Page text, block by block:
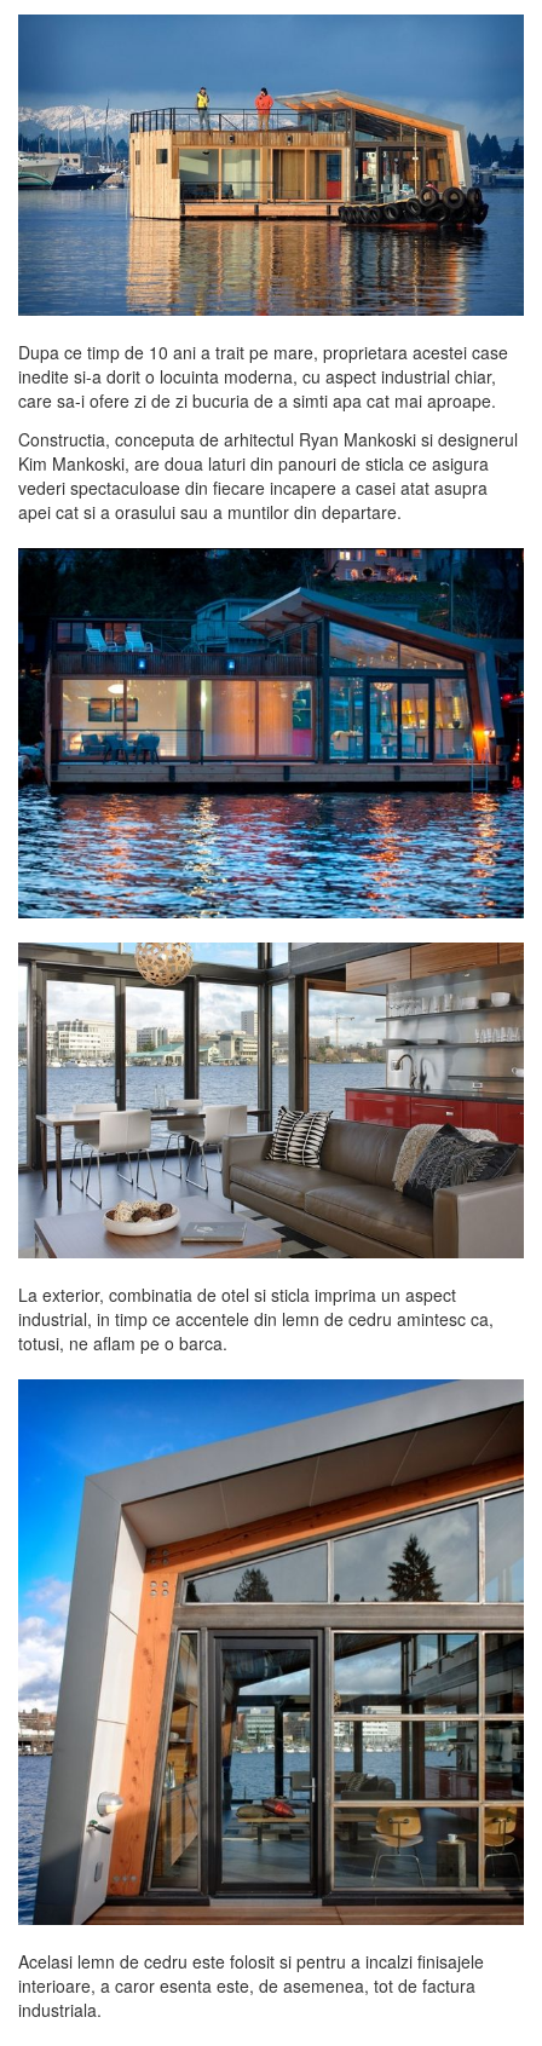
Dupa ce timp de 10 ani a trait pe mare, proprietara acestei case
inedite si-a dorit o locuinta moderna, cu aspect industrial chiar,
care sa-i ofere zi de zi bucuria de a simti apa cat mai aproape.
Constructia, conceputa de arhitectul Ryan Mankoski si designerul
Kim Mankoski, are doua laturi din panouri de sticla ce asigura
vederi spectaculoase din fiecare incapere a casei atat asupra
apei cat si a orasului sau a muntilor din departare.
La exterior, combinatia de otel si sticla imprima un aspect
industrial, in timp ce accentele din lemn de cedru amintesc ca,
totusi, ne aflam pe o barca.
Acelasi lemn de cedru este folosit si pentru a incalzi finisajele
interioare, a caror esenta este, de asemenea, tot de factura
industriala.